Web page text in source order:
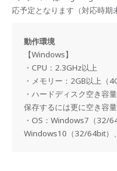
応予定となります（対応時期
動作環境
【Windows】
・CPU：2.3GHz以上
・メモリー：2GB以上（
・ハードディスク空き容
保存するには更に空き容量
・OS：Windows7（32/
Windows10（32/64bit）